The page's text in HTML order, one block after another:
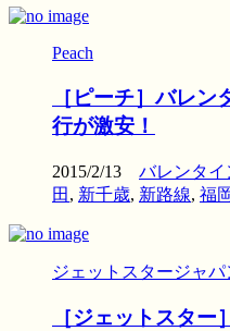
Peach
［ピーチ］バレ
行が激安！
2015/2/13 バレンタイ
田 , 新千歳, 新路線, 福
ジェットスタージャパ
［ジェットスター